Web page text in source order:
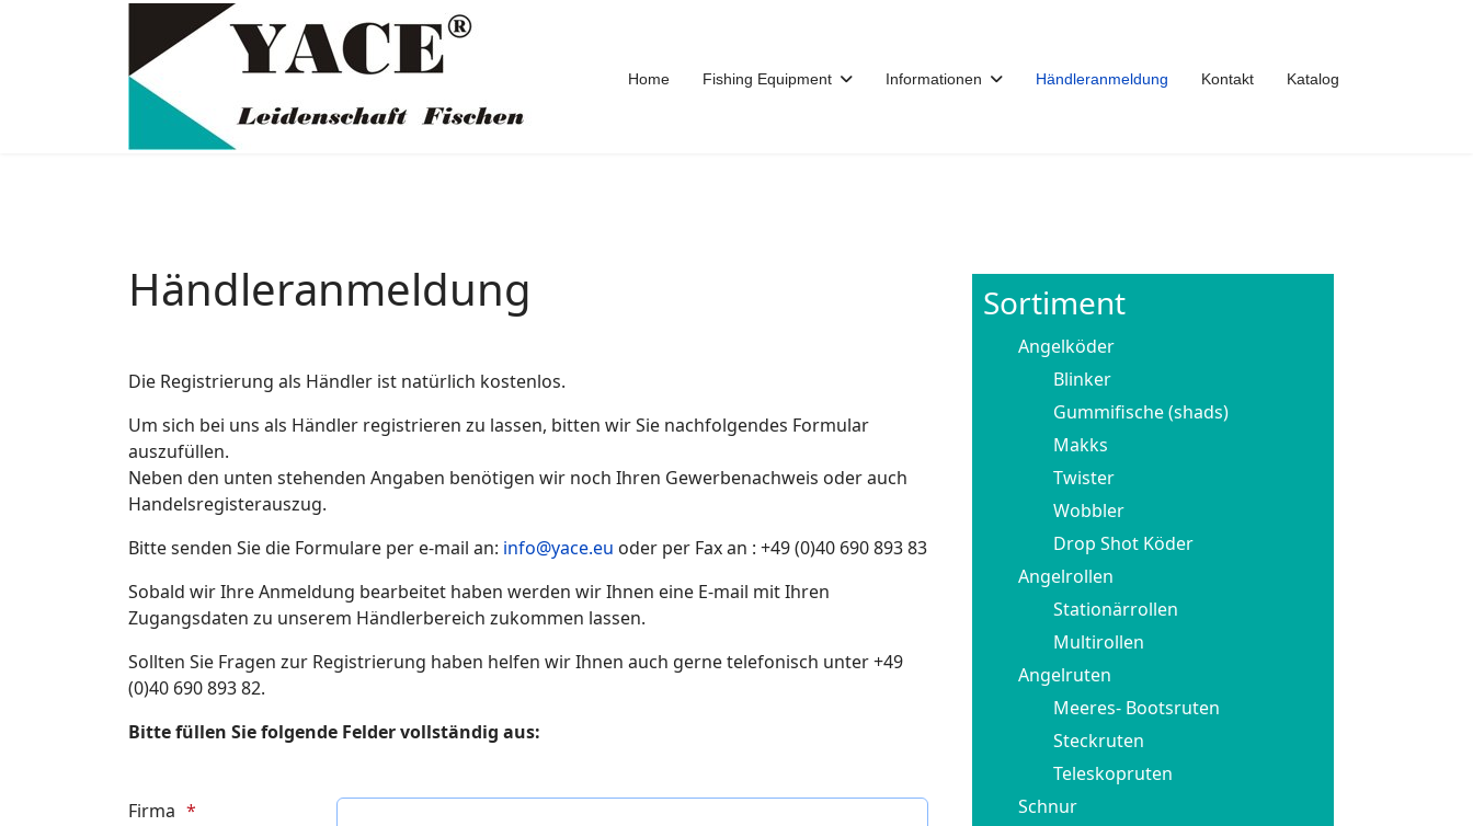
Home Fishing Equipment Informationen Händleranmeldung Kontakt Katalog
Händleranmeldung
Die Registrierung als Händler ist natürlich kostenlos.
Um sich bei uns als Händler registrieren zu lassen, bitten wir Sie nachfolgendes Formular
auszufüllen.
Neben den unten stehenden Angaben benötigen wir noch Ihren Gewerbenachweis oder auch
Handelsregisterauszug.
Bitte senden Sie die Formulare per e-mail an: info@yace.eu oder per Fax an : +49 (0)40 690 893 83
Sobald wir Ihre Anmeldung bearbeitet haben werden wir Ihnen eine E-mail mit Ihren
Zugangsdaten zu unserem Händlerbereich zukommen lassen.
Sollten Sie Fragen zur Registrierung haben helfen wir Ihnen auch gerne telefonisch unter +49
(0)40 690 893 82.
Bitte füllen Sie folgende Felder vollständig aus:
Firma
Sortiment
Angelköder
Blinker
Gummifische (shads)
Makks
Twister
Wobbler
Drop Shot Köder
Angelrollen
Stationärrollen
Multirollen
Angelruten
Meeres- Bootsruten
Steckruten
Teleskopruten
Schnur